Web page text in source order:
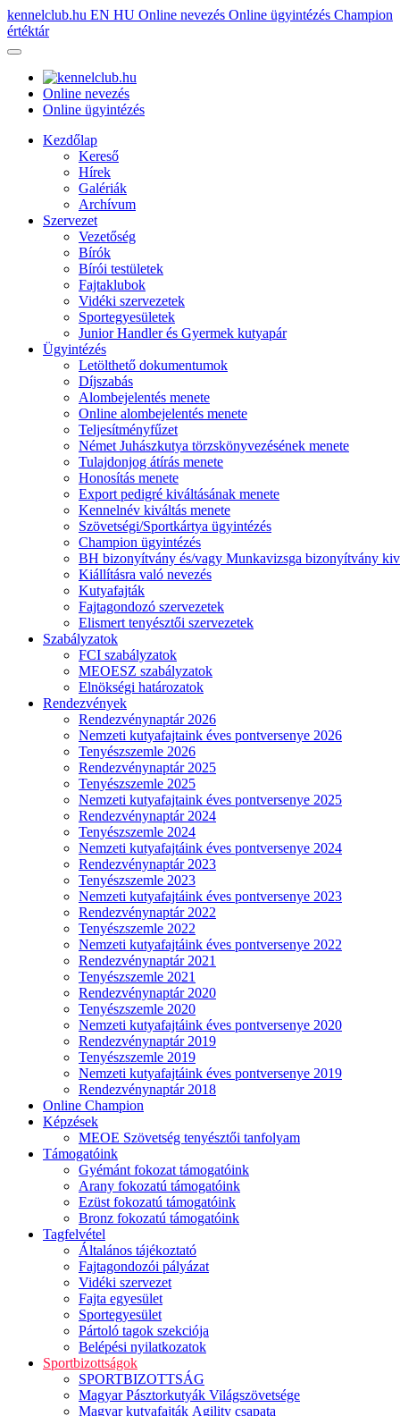
kennelclub.hu EN HU Online nevezés Online ügyintézés Champion
értéktár
Online nevezés
Online ügyintézés
Kezdőlap
Kereső
Hírek
Galériák
Archívum
Szervezet
Vezetőség
Bírók
Bírói testületek
Fajtaklubok
Vidéki szervezetek
Sportegyesületek
Junior Handler és Gyermek kutyapár
Ügyintézés
Letölthető dokumentumok
Díjszabás
Alombejelentés menete
Online alombejelentés menete
Teljesítményfűzet
Német Juhászkutya törzskönyvezésének menete
Tulajdonjog átírás menete
Honosítás menete
Export pedigré kiváltásának menete
Kennelnév kiváltás menete
Szövetségi/Sportkártya ügyintézés
Champion ügyintézés
BH bizonyítvány és/vagy Munkavizsga bizonyítvány
Kiállításra való nevezés
Kutyafajták
Fajtagondozó szervezetek
Elismert tenyésztői szervezetek
Szabályzatok
FCI szabályzatok
MEOESZ szabályzatok
Elnökségi határozatok
Rendezvények
Rendezvénynaptár 2026
Nemzeti kutyafajtaink éves pontversenye 2026
Tenyészszemle 2026
Rendezvénynaptár 2025
Tenyészszemle 2025
Nemzeti kutyafajtaink éves pontversenye 2025
Rendezvénynaptár 2024
Tenyészszemle 2024
Nemzeti kutyafajtáink éves pontversenye 2024
Rendezvénynaptár 2023
Tenyészszemle 2023
Nemzeti kutyafajtáink éves pontversenye 2023
Rendezvénynaptár 2022
Tenyészszemle 2022
Nemzeti kutyafajtáink éves pontversenye 2022
Rendezvénynaptár 2021
Tenyészszemle 2021
Rendezvénynaptár 2020
Tenyészszemle 2020
Nemzeti kutyafajtáink éves pontversenye 2020
Rendezvénynaptár 2019
Tenyészszemle 2019
Nemzeti kutyafajtáink éves pontversenye 2019
Rendezvénynaptár 2018
Online Champion
Képzések
MEOE Szövetség tenyésztői tanfolyam
Támogatóink
Gyémánt fokozat támogatóink
Arany fokozatú támogatóink
Ezüst fokozatú támogatóink
Bronz fokozatú támogatóink
Tagfelvétel
Általános tájékoztató
Fajtagondozói pályázat
Vidéki szervezet
Fajta egyesület
Sportegyesület
Pártoló tagok szekciója
Belépési nyilatkozatok
Sportbizottságok
SPORTBIZOTTSÁG
Magyar Pásztorkutyák Világszövetsége
Magyar kutyafajták Agility csapata